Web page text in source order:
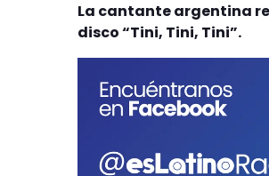
La cantante argentina
disco “Tini, Tini, Tini”.